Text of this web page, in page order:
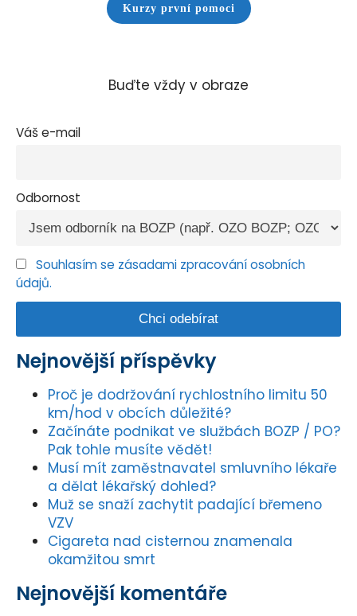
Kurzy první pomoci
Buďte vždy v obraze
Váš e-mail
Odbornost
Souhlasím se zásadami zpracování osobních
údajů.
Nejnovější příspěvky
Proč je dodržování rychlostního limitu 50
km/hod v obcích důležité?
Začínáte podnikat ve službách BOZP / PO?
Pak tohle musíte vědět!
Musí mít zaměstnavatel smluvního lékaře
a dělat lékařský dohled?
Muž se snaží zachytit padající břemeno
VZV
Cigareta nad cisternou znamenala
okamžitou smrt
Nejnovější komentáře